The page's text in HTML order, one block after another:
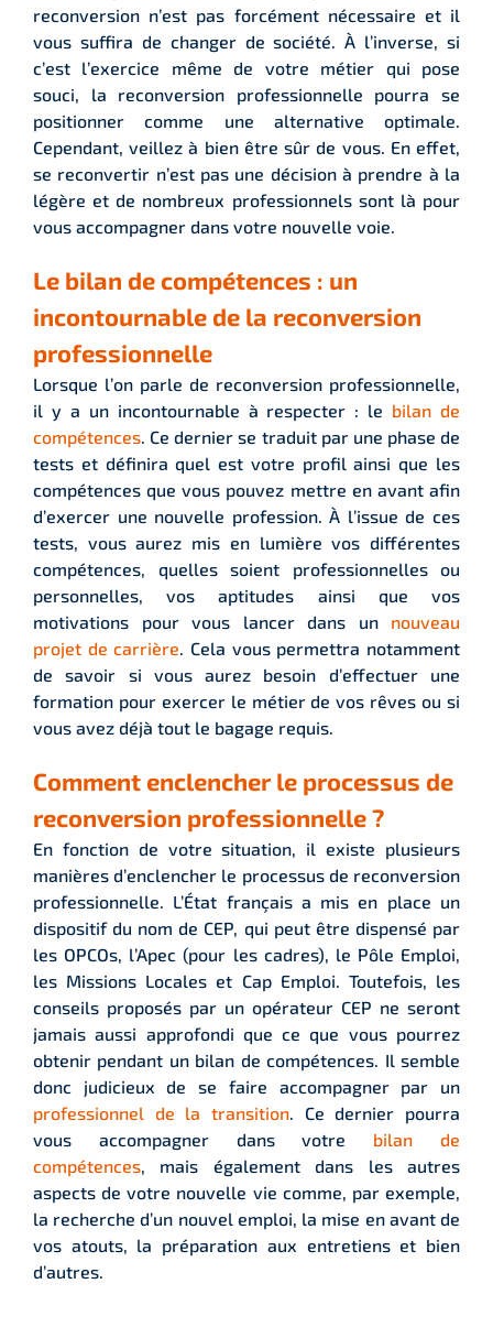
reconversion n’est pas forcément nécessaire et il
vous suffira de changer de société. À l’inverse, si
c’est l’exercice même de votre métier qui pose
souci, la reconversion professionnelle pourra se
positionner comme une alternative optimale.
Cependant, veillez à bien être sûr de vous. En effet,
se reconvertir n’est pas une décision à prendre à la
légère et de nombreux professionnels sont là pour
vous accompagner dans votre nouvelle voie.
Le bilan de compétences : un
incontournable de la reconversion
professionnelle
Lorsque l’on parle de reconversion professionnelle,
il y a un incontournable à respecter : le bilan de
compétences . Ce dernier se traduit par une phase de
tests et définira quel est votre profil ainsi que les
compétences que vous pouvez mettre en avant afin
d’exercer une nouvelle profession. À l’issue de ces
tests, vous aurez mis en lumière vos différentes
compétences, quelles soient professionnelles ou
personnelles, vos aptitudes ainsi que vos
motivations pour vous lancer dans un nouveau
projet de carrière . Cela vous permettra notamment
de savoir si vous aurez besoin d’effectuer une
formation pour exercer le métier de vos rêves ou si
vous avez déjà tout le bagage requis.
Comment enclencher le processus de
reconversion professionnelle ?
En fonction de votre situation, il existe plusieurs
manières d’enclencher le processus de reconversion
professionnelle. L’État français a mis en place un
dispositif du nom de CEP, qui peut être dispensé par
les OPCOs, l’Apec (pour les cadres), le Pôle Emploi,
les Missions Locales et Cap Emploi. Toutefois, les
conseils proposés par un opérateur CEP ne seront
jamais aussi approfondi que ce que vous pourrez
obtenir pendant un bilan de compétences. Il semble
donc judicieux de se faire accompagner par un
professionnel de la transition . Ce dernier pourra
vous accompagner dans votre bilan de
compétences , mais également dans les autres
aspects de votre nouvelle vie comme, par exemple,
la recherche d’un nouvel emploi, la mise en avant de
vos atouts, la préparation aux entretiens et bien
d’autres.